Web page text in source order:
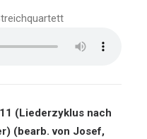
(Liederzyklus nach
(bearb. von Josef,